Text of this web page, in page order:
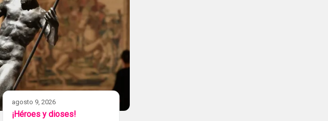
agosto 9, 2026
¡Héroes y dioses!